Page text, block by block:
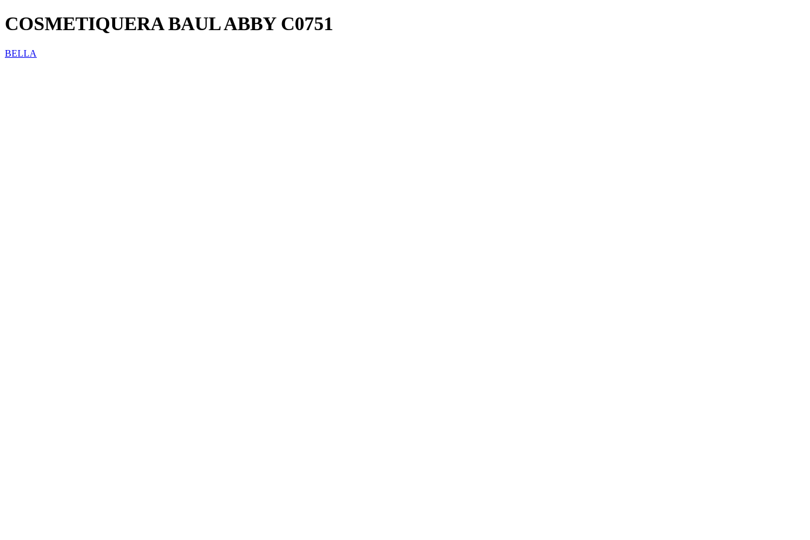
COSMETIQUERA BAUL ABBY C0751
BELLA